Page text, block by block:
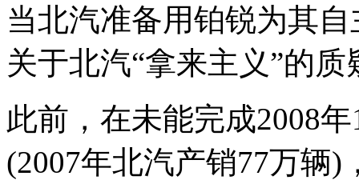
当北汽准备用铂锐为其
关于北汽“拿来主义”的
此前，在未能完成2008
(2007年北汽产销77万辆